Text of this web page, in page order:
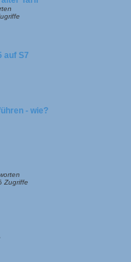
auf S7
- wie?
Zugriffe